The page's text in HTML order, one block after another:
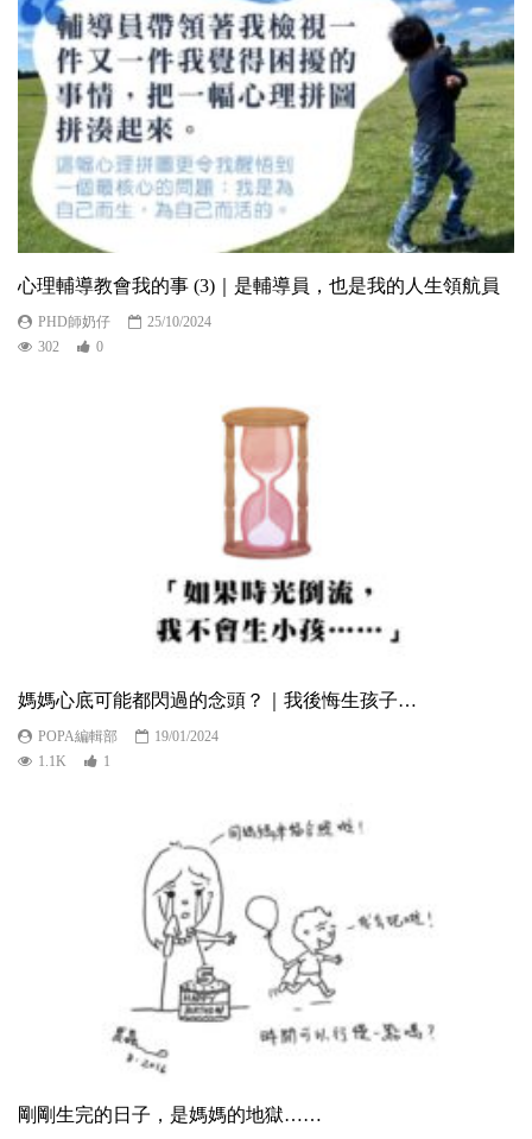
心理輔導教會我的事 (3)｜是輔導員，也是我的人生領航員
PHD師奶仔
25/10/2024
302
0
媽媽心底可能都閃過的念頭？｜我後悔生孩子…
POPA編輯部
19/01/2024
1.1K
1
剛剛生完的日子，是媽媽的地獄……